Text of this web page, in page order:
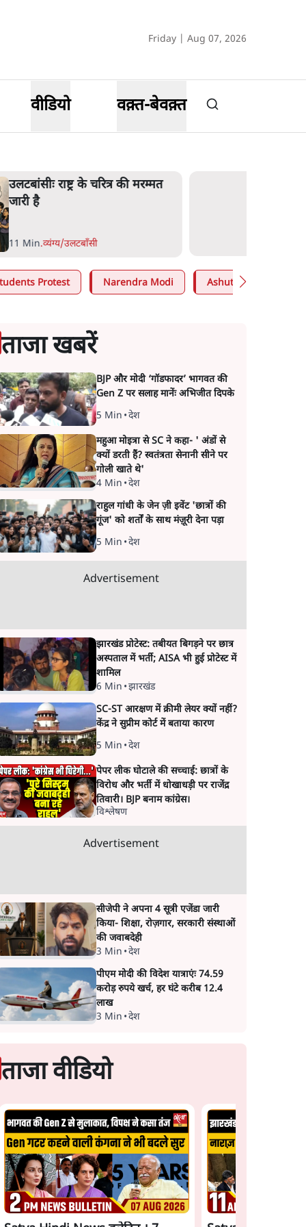
Friday | Aug 07, 2026
वीडियो वक़्त-बेवक़्त
उलटबांसीः राष्ट्र के चरित्र की मरम्मत
जारी है
11 Min.व्यंग्य/उलटबाँसी
Protest Narendra Modi Ashutosh Ki Baat
ताजा खबरें
BJP और मोदी ‘गॉडफादर’ भागवत की
Gen Z पर सलाह मानेंः अभिजीत दिपके
5 Min •देश
महुआ मोइत्रा से SC ने कहा- ' अंडों से
क्यों डरती हैं? स्वतंत्रता सेनानी सीने पर
गोली खाते थे'
4 Min •देश
राहुल गांधी के जेन ज़ी इवेंट 'छात्रों की
गूंज' को शर्तों के साथ मंज़ूरी देना पड़ा
5 Min •देश
Advertisement
झारखंड प्रोटेस्ट: तबीयत बिगड़ने पर छात्र
अस्पताल में भर्ती; AISA भी हुई प्रोटेस्ट में
शामिल
6 Min •झारखंड
SC-ST आरक्षण में क्रीमी लेयर क्यों नहीं?
केंद्र ने सुप्रीम कोर्ट में बताया कारण
5 Min •देश
पेपर लीक घोटाले की सच्चाई: छात्रों के
विरोध और भर्ती में धोखाधड़ी पर राजेंद्र
तिवारी। BJP बनाम कांग्रेस।
विश्लेषण
Advertisement
सीजेपी ने अपना 4 सूत्री एजेंडा जारी
किया- शिक्षा, रोज़गार, सरकारी संस्थाओं
की जवाबदेही
3 Min •देश
पीएम मोदी की विदेश यात्राएंः 74.59
करोड़ रुपये खर्च, हर घंटे करीब 12.4
लाख
3 Min •देश
ताजा वीडियो